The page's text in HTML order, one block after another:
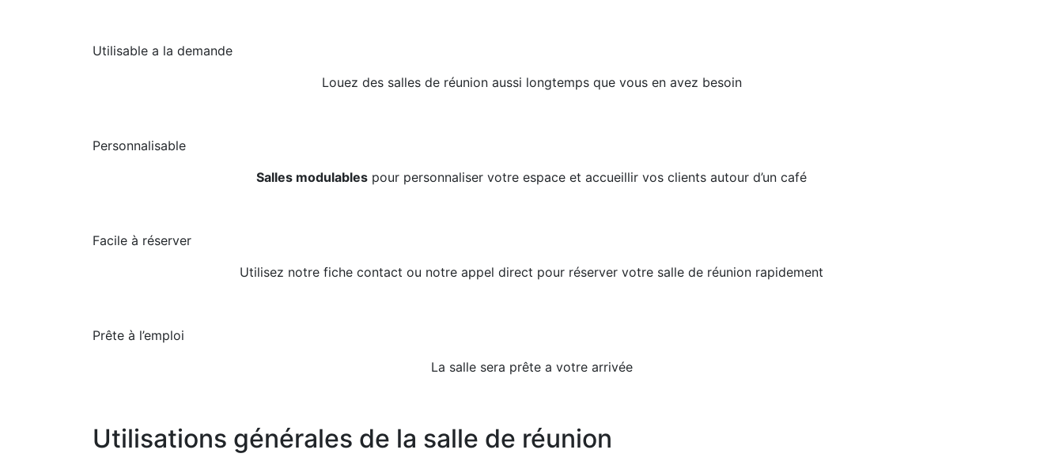
Utilisable a la demande
Louez des salles de réunion aussi longtemps que vous en avez besoin
Personnalisable
Salles modulables pour personnaliser votre espace et accueillir vos clients autour d’un café
Facile à réserver
Utilisez notre fiche contact ou notre appel direct pour réserver votre salle de réunion rapidement
Prête à l’emploi
La salle sera prête a votre arrivée
Utilisations générales de la salle de réunion